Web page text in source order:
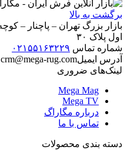
برگشت به بالا
بازار بزرگ تهران – پاچنار –
اول پلاک ۳۰
شماره تماس ۰۲۱۵۵۱۶۳۲۲۹
آدرس ایمیلcrm@mega-rug.com
لینک‌های ضروری
Mega Mag
Mega TV
درباره مگاراگ
تماس با ما
دسته بندی محصولات